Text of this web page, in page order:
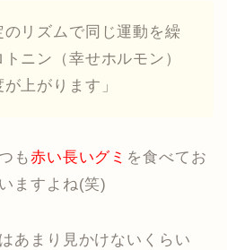
のリズムで同じ運動を繰
ニン（幸せホルモン）
上がります」
も赤い長いグミ を食べてお
ますよね(笑)
あまり見かけないくらい